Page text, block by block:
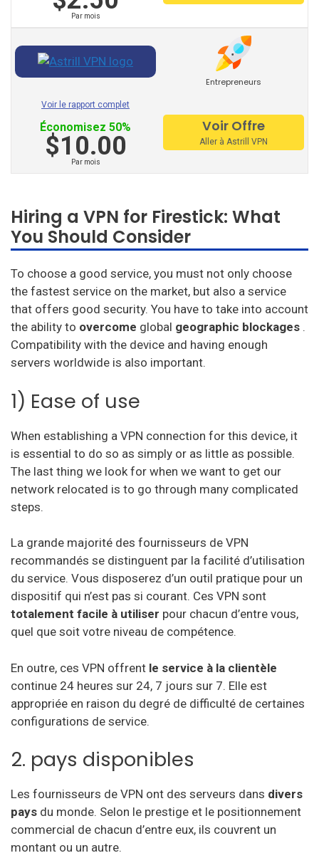
Par mois
Entrepreneurs
Voir le rapport complet
Économisez 50%
$10.00
Par mois
Voir Offre
Aller à Astrill VPN
Hiring a VPN for Firestick: What
You Should Consider
To choose a good service, you must not only choose
the fastest service on the market, but also a service
that offers good security. You have to take into account
the ability to overcome global geographic blockages .
Compatibility with the device and having enough
servers worldwide is also important.
1) Ease of use
When establishing a VPN connection for this device, it
is essential to do so as simply or as little as possible.
The last thing we look for when we want to get our
network relocated is to go through many complicated
steps.
La grande majorité des fournisseurs de VPN
recommandés se distinguent par la facilité d’utilisation
du service. Vous disposerez d’un outil pratique pour un
dispositif qui n’est pas si courant. Ces VPN sont
totalement facile à utiliser pour chacun d’entre vous,
quel que soit votre niveau de compétence.
En outre, ces VPN offrent le service à la clientèle
continue 24 heures sur 24, 7 jours sur 7. Elle est
appropriée en raison du degré de difficulté de certaines
configurations de service.
2. pays disponibles
Les fournisseurs de VPN ont des serveurs dans divers
pays du monde. Selon le prestige et le positionnement
commercial de chacun d’entre eux, ils couvrent un
montant ou un autre.